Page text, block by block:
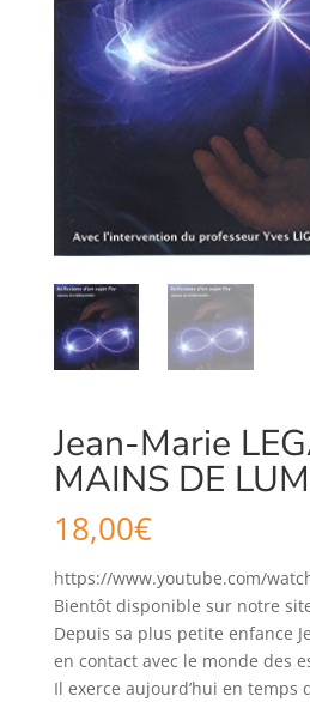
Jean-Marie
MAINS DE
18,00€
https://www.youtube.com/
Bientôt disponible sur notre
Depuis sa plus petite enfance
en contact avec le monde des
Il exerce aujourd’hui en temps